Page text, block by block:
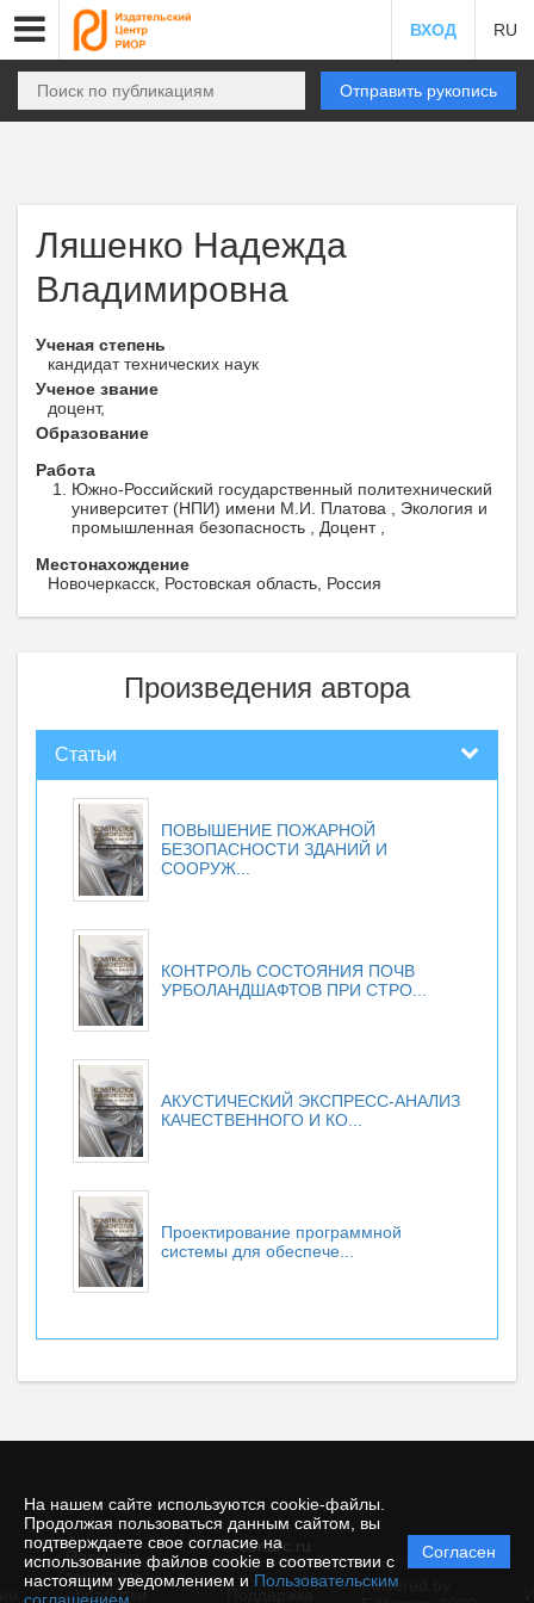
На нашем сайте используются cookie-файлы.
Продолжая пользоваться данным сайтом, вы
подтверждаете свое согласие на
использование файлов cookie в соответствии с
настоящим уведомлением и Пользовательским
Согласен
ВХОД RU
Отправить рукопись
Ляшенко Надежда
Владимировна
Ученая степень
кандидат технических наук
Ученое звание
доцент,
Образование
Работа
Южно-Российский государственный политехнический
университет (НПИ) имени М.И. Платова , Экология и
промышленная безопасность , Доцент ,
Местонахождение
Новочеркасск, Ростовская область, Россия
Произведения автора
Статьи
ПОВЫШЕНИЕ ПОЖАРНОЙ
БЕЗОПАСНОСТИ ЗДАНИЙ И
СООРУЖ...
КОНТРОЛЬ СОСТОЯНИЯ ПОЧВ
УРБОЛАНДШАФТОВ ПРИ СТРО...
АКУСТИЧЕСКИЙ ЭКСПРЕСС-АНАЛИЗ
КАЧЕСТВЕННОГО И КО...
Проектирование программной
системы для обеспече...
© conarc.ru
Политика
защиты и
обработки
Powered by